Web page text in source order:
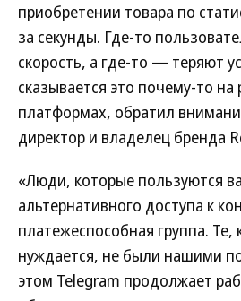
приобретении товара по
за секунды. Где-то
скорость, а где-то — теряют
сказывается это почему-то на
платформах, обратил
директор и владелец бренда
«Люди, которые пользуются
альтернативного доступа к
платежеспособная группа. Те,
нуждается, не были нашими
этом Telegram продолжает